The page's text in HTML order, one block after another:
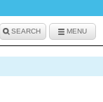
SEARCH MENU